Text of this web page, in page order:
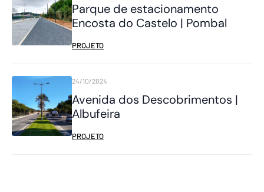
Parque de estacionamento
Encosta do Castelo | Pombal
PROJETO
Avenida dos Descobrimentos |
Albufeira
24/10/2024
PROJETO